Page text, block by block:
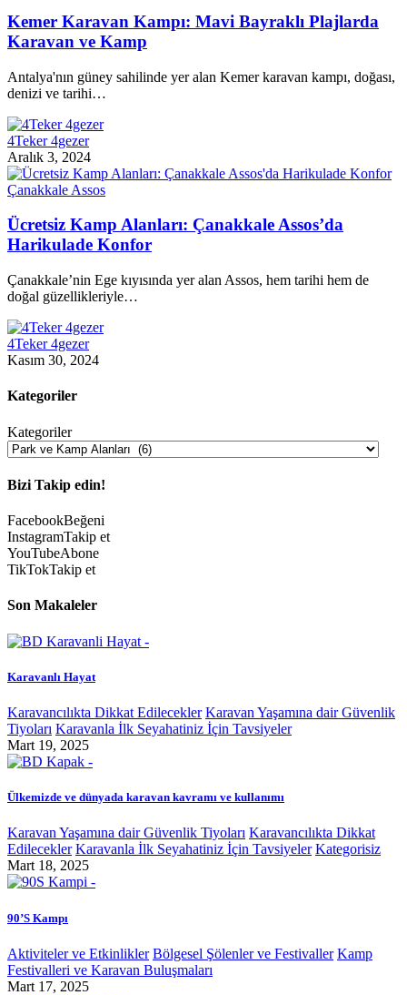
Kemer Karavan Kampı: Mavi Bayraklı Plajlarda
Karavan ve Kamp
Antalya'nın güney sahilinde yer alan Kemer karavan kampı, doğası,
denizi ve tarihi…
4Teker 4gezer
Aralık 3, 2024
Çanakkale Assos
Ücretsiz Kamp Alanları: Çanakkale Assos’da
Harikulade Konfor
Çanakkale’nin Ege kıyısında yer alan Assos, hem tarihi hem de
doğal güzellikleriyle…
4Teker 4gezer
Kasım 30, 2024
Kategoriler
Kategoriler
Bizi Takip edin!
FacebookBeğeni
InstagramTakip et
YouTubeAbone
TikTokTakip et
Son Makaleler
Karavanlı Hayat
Karavancılıkta Dikkat Edilecekler Karavan Yaşamına dair Güvenlik
Tiyoları Karavanla İlk Seyahatiniz İçin Tavsiyeler
Mart 19, 2025
Ülkemizde ve dünyada karavan kavramı ve kullanımı
Karavan Yaşamına dair Güvenlik Tiyoları Karavancılıkta Dikkat
Edilecekler Karavanla İlk Seyahatiniz İçin Tavsiyeler Kategorisiz
Mart 18, 2025
90’S Kampı
Aktiviteler ve Etkinlikler Bölgesel Şölenler ve Festivaller Kamp
Festivalleri ve Karavan Buluşmaları
Mart 17, 2025